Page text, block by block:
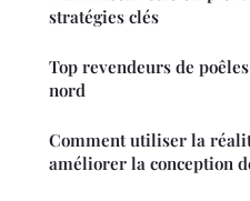
stratégies clés
Top revendeurs de
nord
Comment utiliser la
améliorer la conception